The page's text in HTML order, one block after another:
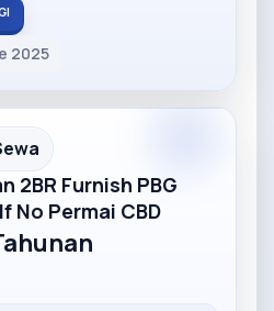
2025
2BR Furnish PBG
No Permai CBD